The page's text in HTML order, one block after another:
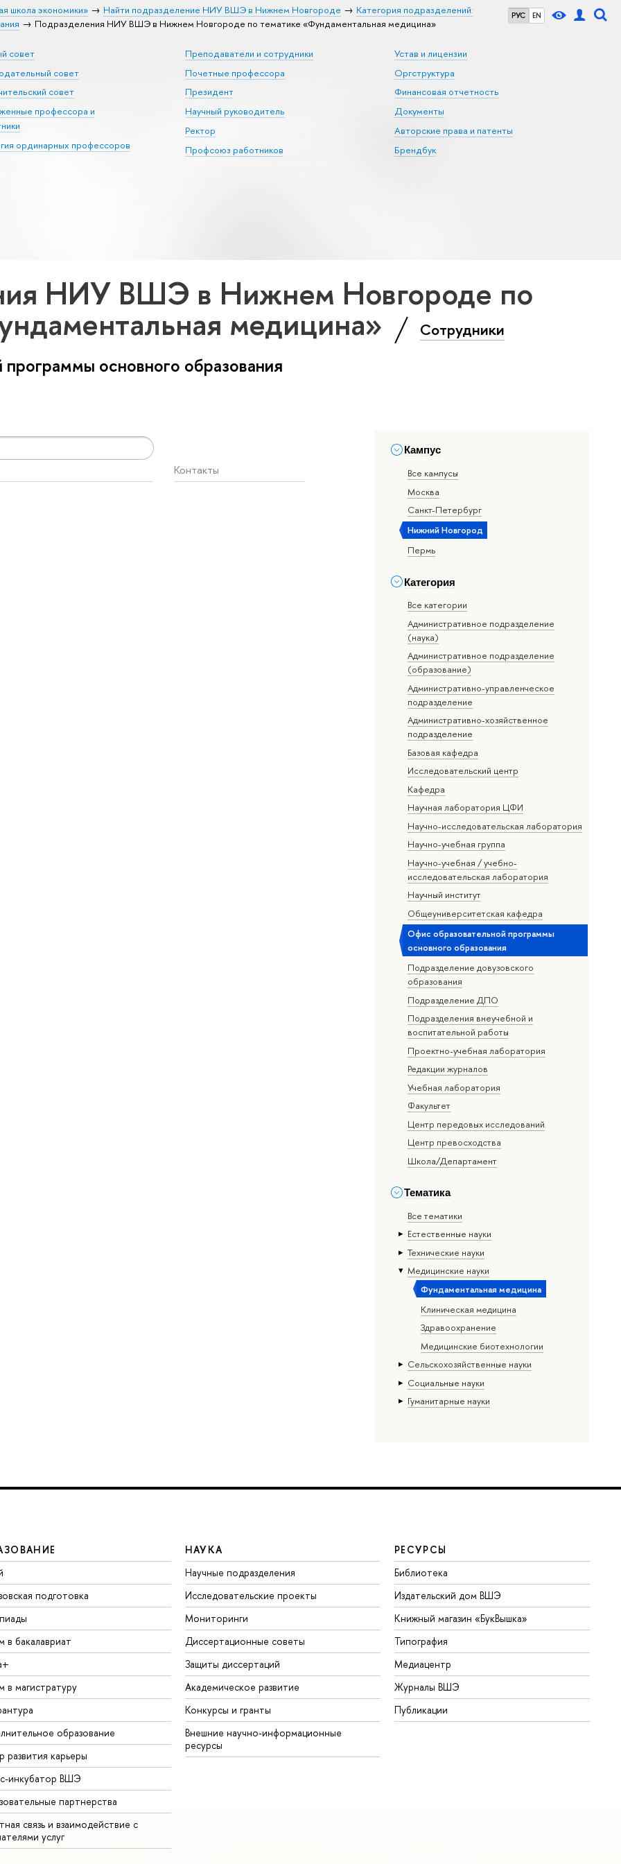
РУС EN
школа экономики» Найти подразделение НИУ ВШЭ в Нижнем Новгороде
Категория подразделений:
Подразделения НИУ ВШЭ в Нижнем Новгороде по тематике «Фундаментальная медицина»
совет
совет
совет
профессора и
ординарных профессоров
Преподаватели и сотрудники
Почетные профессора
Президент
Научный руководитель
Ректор
Профсоюз работников
Устав и лицензии
Оргструктура
Финансовая отчетность
Документы
Авторские права и патенты
Брендбук
НИУ ВШЭ в Нижнем Новгороде по
медицина» Сотрудники
основного образования
Кампус
Все кампусы
Москва
Санкт-Петербург
Нижний Новгород
Пермь
Категория
Все категории
Административное подразделение
(наука)
Административное подразделение
(образование)
Административно-управленческое
подразделение
Административно-хозяйственное
подразделение
Базовая кафедра
Исследовательский центр
Кафедра
Научная лаборатория ЦФИ
Научно-исследовательская лаборатория
Научно-учебная группа
Научно-учебная / учебно-
исследовательская лаборатория
Научный институт
Общеуниверситетская кафедра
Офис образовательной программы
основного образования
Подразделение довузовского
образования
Подразделение ДПО
Подразделения внеучебной и
воспитательной работы
Проектно-учебная лаборатория
Редакции журналов
Учебная лаборатория
Факультет
Центр передовых исследований
Центр превосходства
Школа/Департамент
Тематика
Все тематики
Естественные науки
Тех­ничес­кие науки
Медицинские науки
Фундаментальная медицина
Клиническая медицина
Здравоохранение
Медицинские биотехнологии
Сельскохозяйственные науки
Социальные науки
Гуманитарные науки
Контакты
подготовка
в бакалавриат
в магистратуру
образование
развития карьеры
инкубатор ВШЭ
партнерства
связь и взаимодействие с
услуг
НАУКА
Научные подразделения
Исследовательские проекты
Мониторинги
Диссертационные советы
Защиты диссертаций
Академическое развитие
Конкурсы и гранты
Внешние научно-информационные
ресурсы
РЕСУРСЫ
Библиотека
Издательский дом ВШЭ
Книжный магазин «БукВышка»
Типография
Медиацентр
Журналы ВШЭ
Публикации